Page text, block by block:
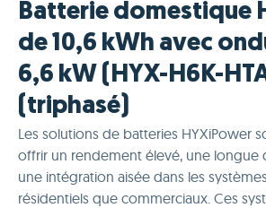
Batterie domestique
de 10,6 kWh avec
6,6 kW (HYX-H6K-
(triphasé)
Les solutions de batteries HYXiPower
offrir un rendement élevé, une longue
une intégration aisée dans les
résidentiels que commerciaux. Ces